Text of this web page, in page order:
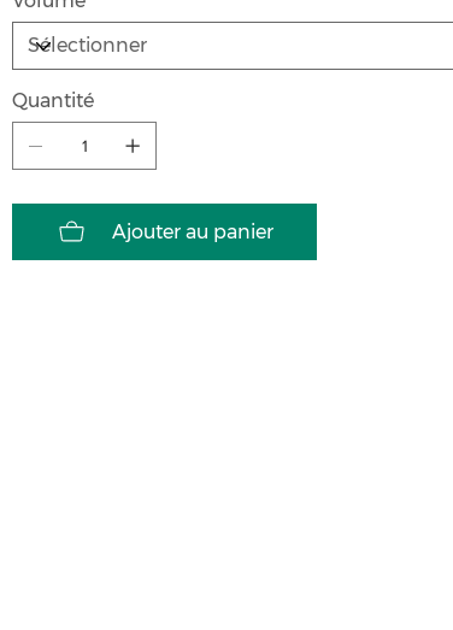
Quantité
Ajouter au panier